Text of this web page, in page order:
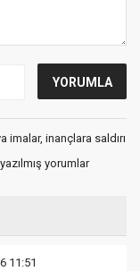
inançlara saldırı
yorumlar
11:51